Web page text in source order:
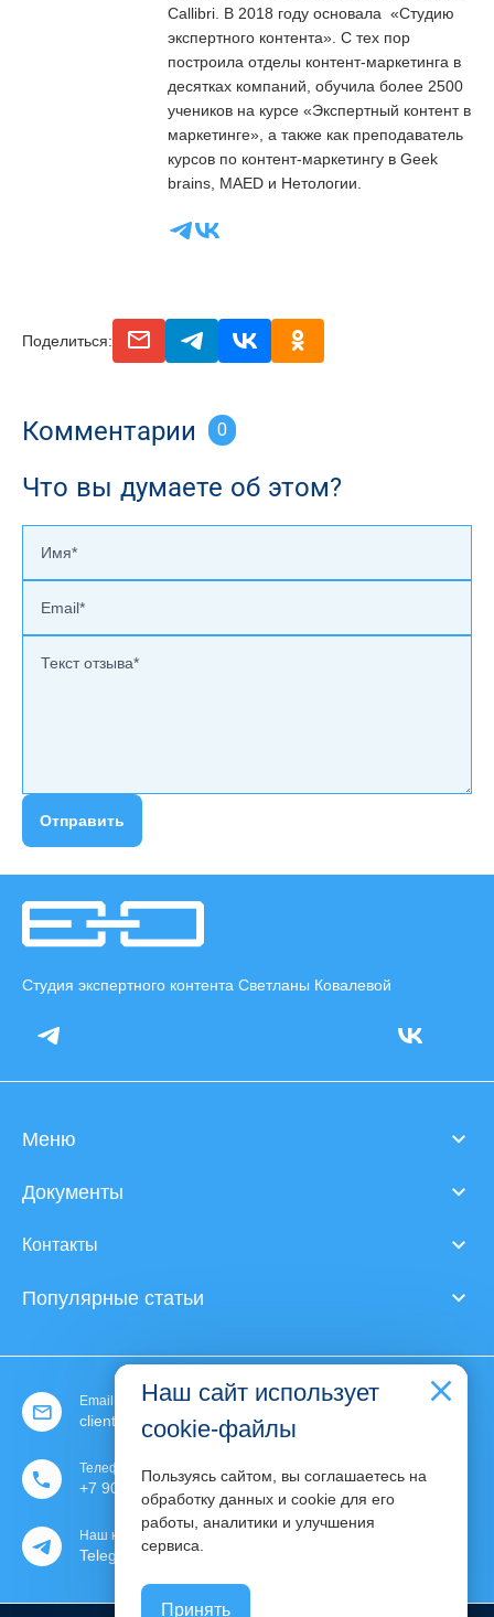
Callibri. В 2018 году основала «Студию
экспертного контента». С тех пор
построила отделы контент-маркетинга в
десятках компаний, обучила более 2500
учеников на курсе «Экспертный контент в
маркетинге», а также как преподаватель
курсов по контент-маркетингу в Geek
brains, MAED и Нетологии.
Поделиться: email telegram vk odnoclassniki
Комментарии 0
Что вы думаете об этом?
Отправить
Студия экспертного контента Светланы Ковалевой
Меню
Документы
Контакты
Популярные статьи
Email:
client@expert-content.ru
Телефон:
+7 903 130 30 76
Наш канал:
Telegram
Наш сайт использует
cookie-файлы
Пользуясь сайтом, вы соглашаетесь на
обработку данных и cookie для его
работы, аналитики и улучшения
сервиса.
Принять